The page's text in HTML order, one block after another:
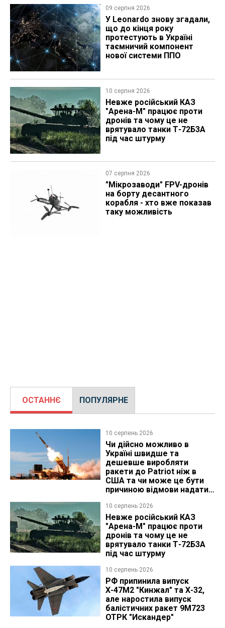
09 серпня 2026
У Leonardo знову згадали,
що до кінця року
протестують в Україні
таємничий компонент
нової системи ППО
10 серпня 2026
Невже російський КАЗ
"Арена-М" працює проти
дронів та чому це не
врятувало танки Т-72Б3А
під час штурму
07 серпня 2026
"Мікрозаводи" FPV-дронів
на борту десантного
корабля - хто вже показав
таку можливість
ОСТАННЄ ПОПУЛЯРНЕ
10 серпень 2026
Чи дійсно можливо в
Україні швидше та
дешевше виробляти
ракети до Patriot ніж в
США та чи може це бути
причиною відмови надати
10 серпень 2026
Невже російський КАЗ
"Арена-М" працює проти
дронів та чому це не
врятувало танки Т-72Б3А
під час штурму
10 серпень 2026
РФ припинила випуск
Х-47М2 "Кинжал" та Х-32,
але наростила випуск
балістичних ракет 9М723
ОТРК "Искандер"